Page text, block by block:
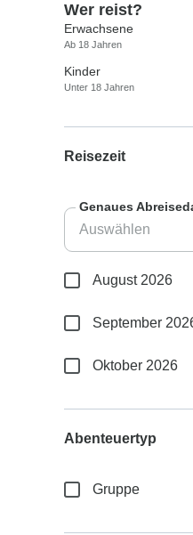
Wer reist?
Erwachsene
Ab 18 Jahren
Kinder
Unter 18 Jahren
Reisezeit
Genaues
August 2026
September
Oktober 2026
Abenteuertyp
Gruppe